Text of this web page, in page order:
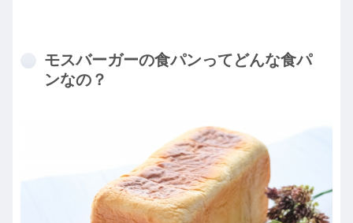
モスバーガーの食パンってどんな食パ
ンなの？